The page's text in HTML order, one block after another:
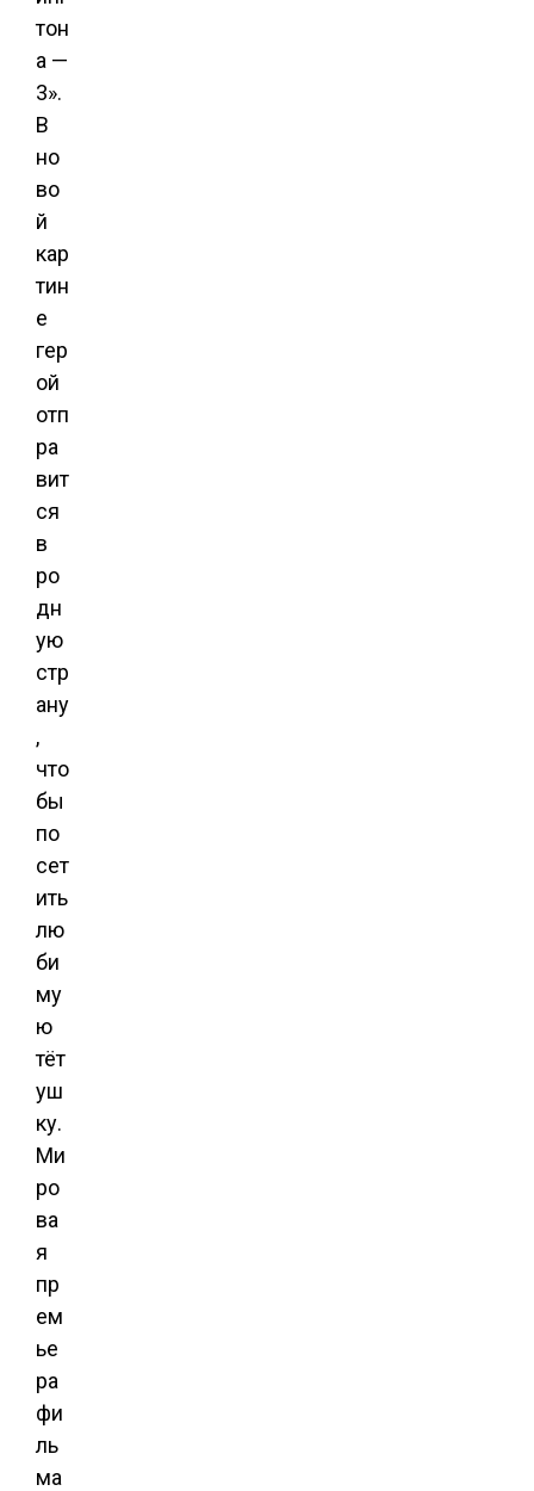
тон
а —
3».
В
но
во
й
кар
тин
е
гер
ой
отп
ра
вит
ся
в
ро
дн
ую
стр
ану
,
что
бы
по
сет
ить
лю
би
му
ю
тёт
уш
ку.
Ми
ро
ва
я
пр
ем
ье
ра
фи
ль
ма